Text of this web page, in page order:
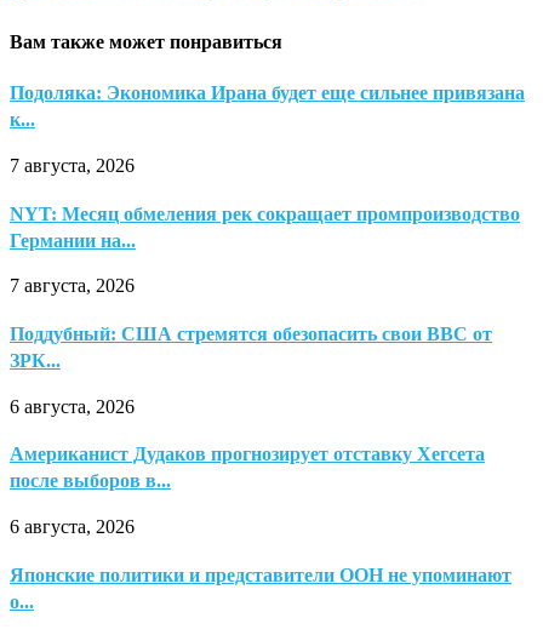
Вам также может понравиться
Подоляка: Экономика Ирана будет еще сильнее привязана
к...
7 августа, 2026
NYT: Месяц обмеления рек сокращает промпроизводство
Германии на...
7 августа, 2026
Поддубный: США стремятся обезопасить свои ВВС от
ЗРК...
6 августа, 2026
Американист Дудаков прогнозирует отставку Хегсета
после выборов в...
6 августа, 2026
Японские политики и представители ООН не упоминают
о...